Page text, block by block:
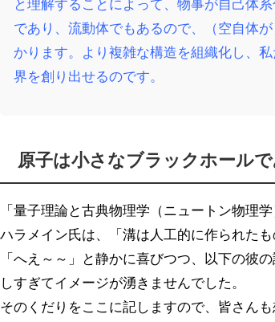
と理解することによって、物事が自己体
であり、流動体でもあるので、（空自体
かります。より複雑な構造を組織化し、
界を創り出せるのです。
原子は小さなブラックホール
「量子理論と古典物理学（ニュートン物理
ハラメイン氏は、「溝は人工的に作られた
「へえ～～」と静かに喜びつつ、以下の彼
しすぎてイメージが湧きませんでした。
そのくだりをここに記しますので、皆さんも